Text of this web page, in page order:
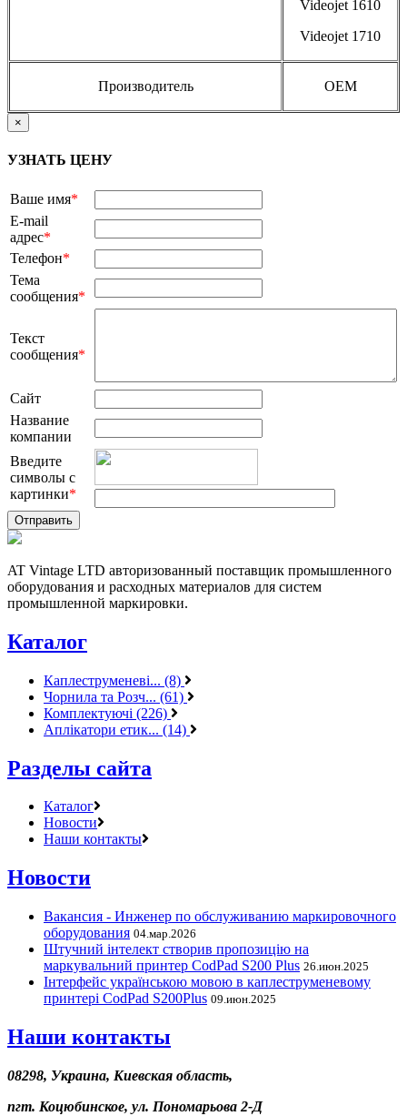
Videojet 1610
Videojet 1710
Производитель OEM
×
УЗНАТЬ ЦЕНУ
Ваше имя*
E-mail
адрес*
Телефон*
Тема
сообщения*
Текст
сообщения*
Сайт
Название
компании
Введите
символы с
картинки*
AT Vintage LTD авторизованный поставщик промышленного
оборудования и расходных материалов для систем
промышленной маркировки.
Каталог
Каплеструменеві... (8)
Чорнила та Розч... (61)
Комплектуючі (226)
Аплікатори етик... (14)
Разделы сайта
Каталог
Новости
Наши контакты
Новости
Вакансия - Инженер по обслуживанию маркировочного
оборудования 04.мар.2026
Штучний інтелект створив пропозицію на
маркувальний принтер CodPad S200 Plus 26.июн.2025
Інтерфейс українською мовою в каплеструменевому
принтері CodPad S200Plus 09.июн.2025
Наши контакты
08298, Украина, Киевская область,
пгт. Коцюбинское, ул. Пономарьова 2-Д